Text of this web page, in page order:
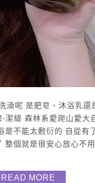
澡呢 是肥皂、沐浴乳
緹 森林系愛爬山愛大
不能太敷衍的 自從有
個就是很安心放心不
READ MORE